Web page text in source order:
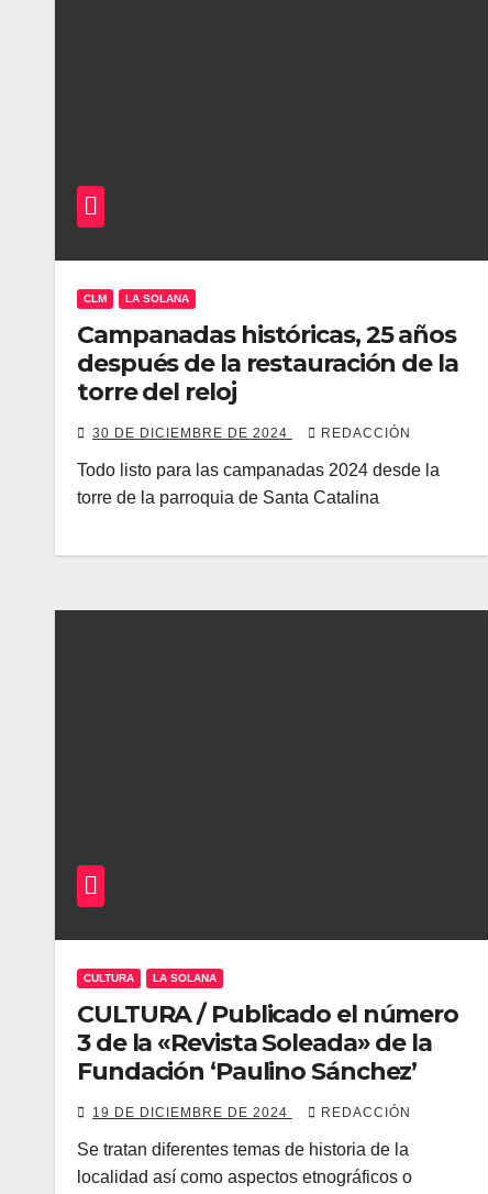
CLM LA SOLANA
Campanadas históricas, 25 años
después de la restauración de la
torre del reloj
30 DE DICIEMBRE DE 2024 REDACCIÓN
Todo listo para las campanadas 2024 desde la
torre de la parroquia de Santa Catalina
CULTURA LA SOLANA
CULTURA / Publicado el número
3 de la «Revista Soleada» de la
Fundación ‘Paulino Sánchez’
19 DE DICIEMBRE DE 2024 REDACCIÓN
Se tratan diferentes temas de historia de la
localidad así como aspectos etnográficos o